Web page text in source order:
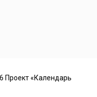
Проект «Календарь